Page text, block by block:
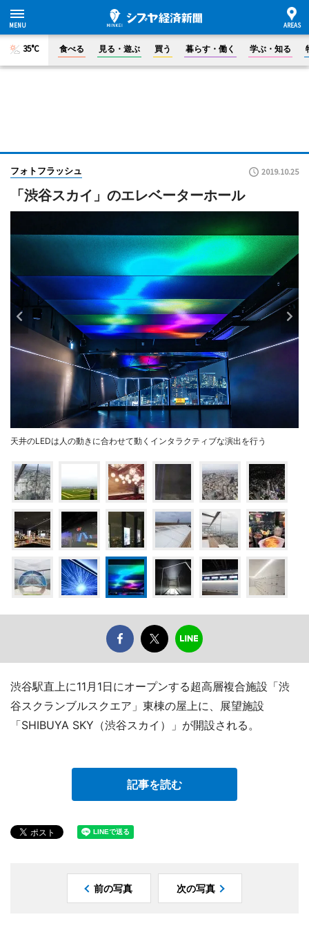
35°C 食べる 見る・遊ぶ 買う 暮らす・働く 学ぶ・知る
フォトフラッシュ 2019.10.25
「渋谷スカイ」のエレベーターホール
天井のLEDは人の動きに合わせて動くインタラクティブな演出を行う
渋谷駅直上に11月1日にオープンする超高層複合施設「渋
谷スクランブルスクエア」東棟の屋上に、展望施設
「SHIBUYA SKY（渋谷スカイ）」が開設される。
記事を読む
前の写真 次の写真